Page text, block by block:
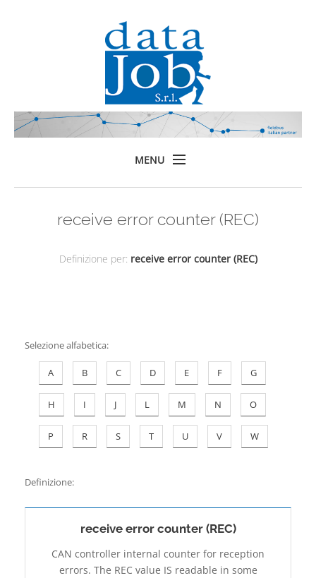
MENU
Prodottireceive error counter (REC)
Definizione per: receive error counter (REC)
Selezione alfabetica:
A B C D E F G
H I J L M N O
P R S T U V W
Definizione:
receive error counter (REC)
CAN controller internal counter for reception
errors. The REC value IS readable in some